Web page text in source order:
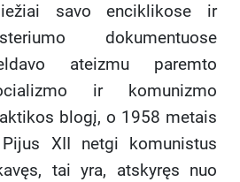
savo enciklikose ir
dokumentuose
ateizmu paremto
ir komunizmo
blogį, o 1958 metais
XII netgi komunistus
tai yra, atskyręs nuo